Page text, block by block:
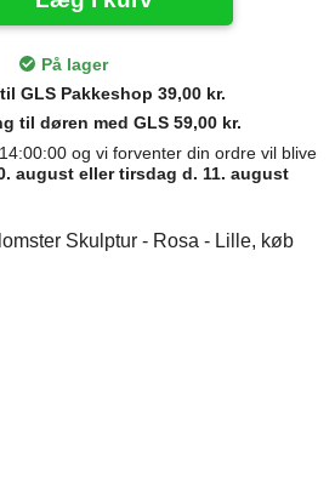
På lager
GLS Pakkeshop 39,00 kr.
til døren med GLS 59,00 kr.
og vi forventer din ordre vil blive
august eller tirsdag d. 11. august
Skulptur - Rosa - Lille, køb